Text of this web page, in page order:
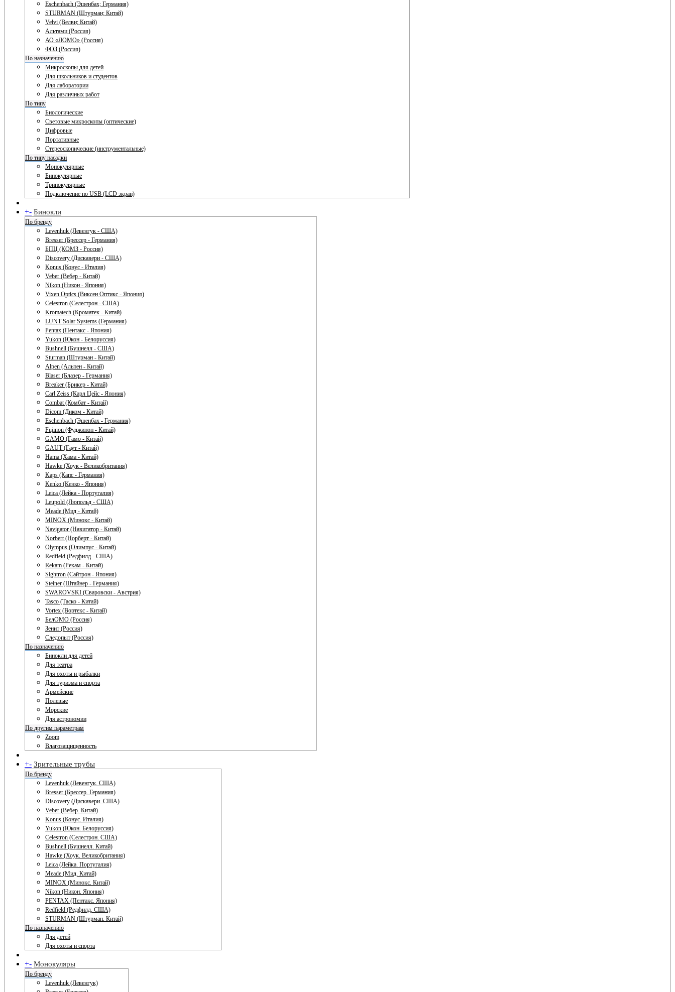
Eschenbach (Эшенбах; Германия)
STURMAN (Штурман; Китай)
Velvi (Велви; Китай)
Альтами (Россия)
АО «ЛОМО» (Россия)
ФОЗ (Россия)
По назначению
Микроскопы для детей
Для школьников и студентов
Для лаборатории
Для различных работ
По типу
Биологические
Световые микроскопы (оптические)
Цифровые
Портативные
Стереоскопические (инструментальные)
По типу насадки
Монокулярные
Бинокулярные
Тринокулярные
Подключение по USB (LCD экран)
+- Бинокли
По бренду
Levenhuk (Левенгук - США)
Bresser (Брессер - Германия)
БПЦ (КОМЗ - Россия)
Discovery (Дискавери - США)
Konus (Конус - Италия)
Veber (Вебер - Китай)
Nikon (Никон - Япония)
Vixen Optics (Виксен Оптикс - Япония)
Celestron (Селестрон - США)
Kromatech (Кроматек - Китай)
LUNT Solar Systems (Германия)
Pentax (Пентакс - Япония)
Yukon (Юкон - Белоруссия)
Bushnell (Бушнелл - США)
Sturman (Штурман - Китай)
Alpen (Альпен - Китай)
Blaser (Блазер - Германия)
Breaker (Брикер - Китай)
Carl Zeiss (Карл Цейс - Япония)
Combat (Комбат - Китай)
Dicom (Диком - Китай)
Eschenbach (Эшенбах - Германия)
Fujinon (Фуджинон - Китай)
GAMO (Гамо - Китай)
GAUT (Гаут - Китай)
Hama (Хама - Китай)
Hawke (Хоук - Великобритания)
Kaps (Капс - Германия)
Kenko (Кенко - Япония)
Leica (Лейка - Португалия)
Leupold (Люпольд - США)
Meade (Мид - Китай)
MINOX (Минокс - Китай)
Navigator (Навигатор - Китай)
Norbert (Норберт - Китай)
Olympus (Олимпус - Китай)
Redfield (Редфилд - США)
Rekam (Рекам - Китай)
Sightron (Сайтрон - Япония)
Steiner (Штайнер - Германия)
SWAROVSKI (Сваровски - Австрия)
Tasco (Таско - Китай)
Vortex (Вортекс - Китай)
БелОМО (Россия)
Зенит (Россия)
Следопыт (Россия)
По назначению
Бинокли для детей
Для театра
Для охоты и рыбалки
Для туризма и спорта
Армейские
Полевые
Морские
Для астрономии
По другим параметрам
Zoom
Влагозащищенность
+- Зрительные трубы
По бренду
Levenhuk (Левенгук. США)
Bresser (Брессер. Германия)
Discovery (Дискавери. США)
Veber (Вебер. Китай)
Konus (Конус. Италия)
Yukon (Юкон. Белоруссия)
Celestron (Селестрон. США)
Bushnell (Бушнелл. Китай)
Hawke (Хоук. Великобритания)
Leica (Лейка. Португалия)
Meade (Мид. Китай)
MINOX (Минокс. Китай)
Nikon (Никон. Япония)
PENTAX (Пентакс. Япония)
Redfield (Редфилд. США)
STURMAN (Штурман. Китай)
По назначению
Для детей
Для охоты и спорта
+- Монокуляры
По бренду
Levenhuk (Левенгук)